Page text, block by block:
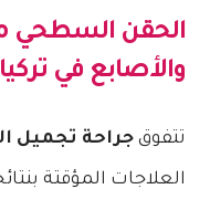
الحقن السطحي
والأصابع في
تتفوقجراحة تجميل
العلاجات المؤقتة